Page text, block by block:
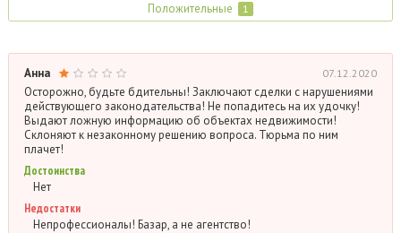
Положительные 1
Анна 07.12.2020
Осторожно, будьте бдительны! Заключают сделки с нарушениями
действующего законодательства! Не попадитесь на их удочку!
Выдают ложную информацию об объектах недвижимости!
Склоняют к незаконному решению вопроса. Тюрьма по ним
плачет!
Достоинства
Нет
Недостатки
Непрофессионалы! Базар, а не агентство!